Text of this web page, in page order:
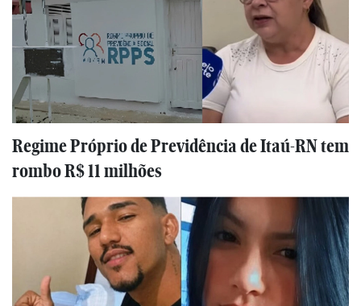
Regime Próprio de Previdência de Itaú-RN tem
rombo R$ 11 milhões